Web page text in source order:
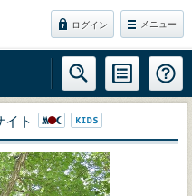
ログイン メニュー
イト